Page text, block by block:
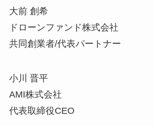
大前 創希
ドローンファンド株式会社
共同創業者/代表パートナー
小川 晋平
AMI株式会社
代表取締役CEO